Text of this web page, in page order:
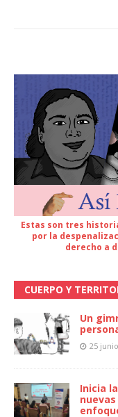
Estas son tres
por la
derecho a
CUERPO Y
Un
25
Inicia